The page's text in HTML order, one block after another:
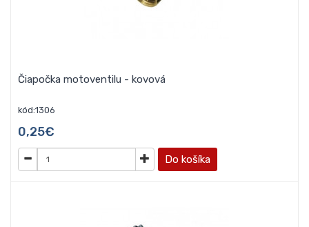
Čiapočka motoventilu - kovová
kód:1306
0,25€
Do košíka